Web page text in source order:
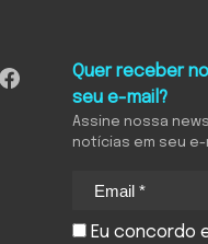
Quer receber
seu e-mail?
Assine nossa
notícias em seu e-
Eu concordo